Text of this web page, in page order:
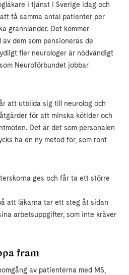
i tjänst i Sverige idag och
få samma antal patienter per
grannländer. Det kommer
dem som pensioneras de
fler neurologer är nödvändigt
Neuroförbundet jobbar
att utbilda sig till neurolog och
för att minska kötider och
Det är det som personalen
ha en ny metod för, som rönt
ges och får ta ett större
att läkarna tar ett steg åt sidan
arbetsuppgifter, som inte kräver
fram
av patienterna med MS,